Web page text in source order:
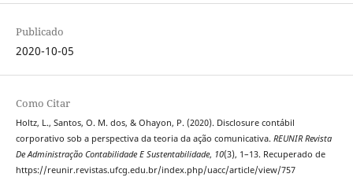
Publicado
2020-10-05
Como Citar
Holtz, L., Santos, O. M. dos, & Ohayon, P. (2020). Disclosure contábil
corporativo sob a perspectiva da teoria da ação comunicativa. REUNIR Revista
De Administração Contabilidade E Sustentabilidade, 10(3), 1–13. Recuperado de
https://reunir.revistas.ufcg.edu.br/index.php/uacc/article/view/757